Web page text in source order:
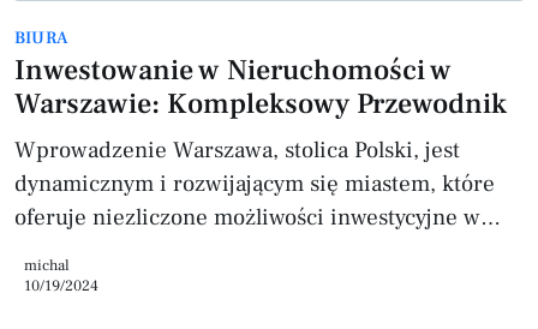
wynosiła około 12 000 zł. Według ekspertów, w
2025 roku może dojść do umiarkowanej stabiliz
BIURA
Inwestowanie w Nieruchomości w
Warszawie: Kompleksowy Przewodnik
Wprowadzenie Warszawa, stolica Polski, jest
dynamicznym i rozwijającym się miastem, które
oferuje niezliczone możliwości inwestycyjne w
krajowi, jak i zagraniczni coraz częściej kierują
michal
10/19/2024